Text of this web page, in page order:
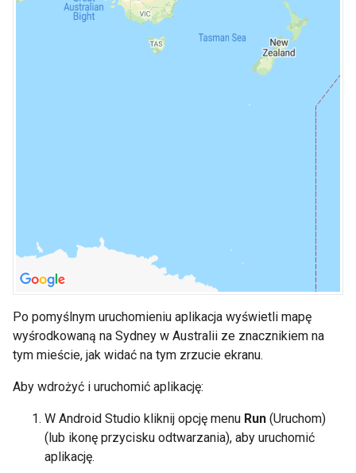
Po pomyślnym uruchomieniu aplikacja wyświetli mapę
wyśrodkowaną na Sydney w Australii ze znacznikiem na
tym mieście, jak widać na tym zrzucie ekranu.
Aby wdrożyć i uruchomić aplikację:
W Android Studio kliknij opcję menu Run (Uruchom)
(lub ikonę przycisku odtwarzania), aby uruchomić
aplikację.